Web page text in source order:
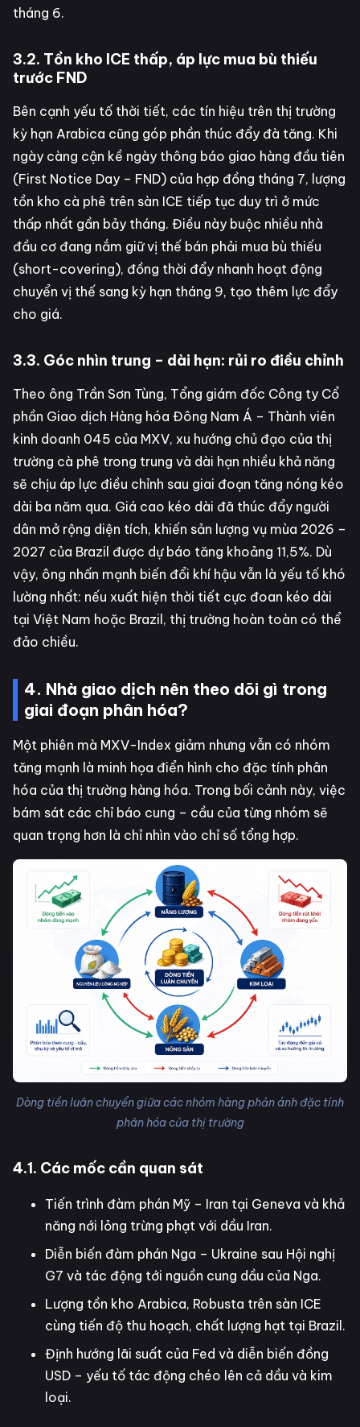
tháng 6.
3.2. Tồn kho ICE thấp, áp lực mua bù thiếu
trước FND
Bên cạnh yếu tố thời tiết, các tín hiệu trên thị trường
kỳ hạn Arabica cũng góp phần thúc đẩy đà tăng. Khi
ngày càng cận kề ngày thông báo giao hàng đầu tiên
(First Notice Day – FND) của hợp đồng tháng 7, lượng
tồn kho cà phê trên sàn ICE tiếp tục duy trì ở mức
thấp nhất gần bảy tháng. Điều này buộc nhiều nhà
đầu cơ đang nắm giữ vị thế bán phải mua bù thiếu
(short-covering), đồng thời đẩy nhanh hoạt động
chuyển vị thế sang kỳ hạn tháng 9, tạo thêm lực đẩy
cho giá.
3.3. Góc nhìn trung – dài hạn: rủi ro điều chỉnh
Theo ông Trần Sơn Tùng, Tổng giám đốc Công ty Cổ
phần Giao dịch Hàng hóa Đông Nam Á – Thành viên
kinh doanh 045 của MXV, xu hướng chủ đạo của thị
trường cà phê trong trung và dài hạn nhiều khả năng
sẽ chịu áp lực điều chỉnh sau giai đoạn tăng nóng kéo
dài ba năm qua. Giá cao kéo dài đã thúc đẩy người
dân mở rộng diện tích, khiến sản lượng vụ mùa 2026 –
2027 của Brazil được dự báo tăng khoảng 11,5%. Dù
vậy, ông nhấn mạnh biến đổi khí hậu vẫn là yếu tố khó
lường nhất: nếu xuất hiện thời tiết cực đoan kéo dài
tại Việt Nam hoặc Brazil, thị trường hoàn toàn có thể
đảo chiều.
4. Nhà giao dịch nên theo dõi gì trong
giai đoạn phân hóa?
Một phiên mà MXV-Index giảm nhưng vẫn có nhóm
tăng mạnh là minh họa điển hình cho đặc tính phân
hóa của thị trường hàng hóa. Trong bối cảnh này, việc
bám sát các chỉ báo cung – cầu của từng nhóm sẽ
quan trọng hơn là chỉ nhìn vào chỉ số tổng hợp.
Dòng tiền luân chuyển giữa các nhóm hàng phản ánh đặc tính
phân hóa của thị trường
4.1. Các mốc cần quan sát
Tiến trình đàm phán Mỹ – Iran tại Geneva và khả
năng nới lỏng trừng phạt với dầu Iran.
Diễn biến đàm phán Nga – Ukraine sau Hội nghị
G7 và tác động tới nguồn cung dầu của Nga.
Lượng tồn kho Arabica, Robusta trên sàn ICE
cùng tiến độ thu hoạch, chất lượng hạt tại Brazil.
Định hướng lãi suất của Fed và diễn biến đồng
USD – yếu tố tác động chéo lên cả dầu và kim
loại.